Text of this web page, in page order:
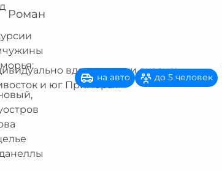
Роман
на авто до 5 человек